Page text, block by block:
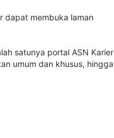
dapat membuka laman
satunya portal ASN Karier
umum dan khusus, hingga